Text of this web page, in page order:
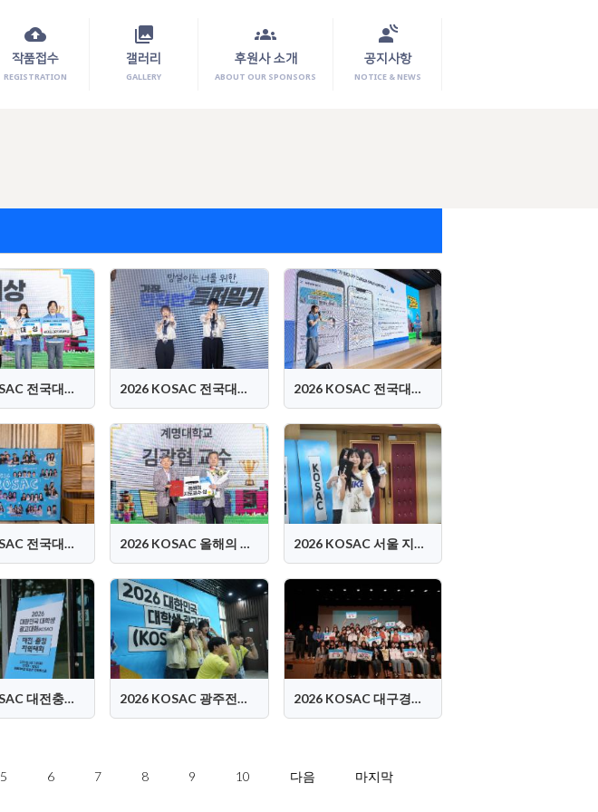
cloud_upload
작품접수
REGISTRATION
photo_library
갤러리
GALLERY
groups
후원사 소개
ABOUT OUR SPONSORS
spatial_audio
공지사항
NOTICE & NEWS
2026 KOSAC 전국대회 시상식 2026 KOSAC 전국대회 PT-2 2026 KOSAC 전국대회 PT-1
2026 KOSAC 전국대회 로비스케치 2026 KOSAC 올해의 지도교수상 시상식 2026 KOSAC 서울 지역대회
2026 KOSAC 대전충청 지역대회 2026 KOSAC 광주전라제주 지역대회 2026 KOSAC 대구경북 지역대회
5 6 7 8 9 10 다음 마지막